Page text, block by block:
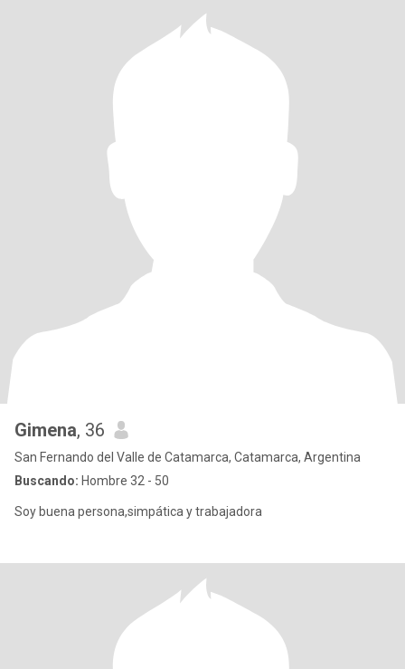
Gimena, 36
San Fernando del Valle de Catamarca, Catamarca, Argentina
Buscando: Hombre 32 - 50
Soy buena persona,simpática y trabajadora